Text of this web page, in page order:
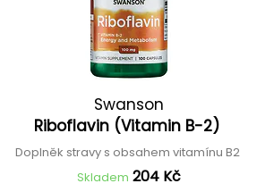
Swanson
Riboflavin (Vitamin B-2)
Doplněk stravy s obsahem vitamínu B2
Skladem 204 Kč